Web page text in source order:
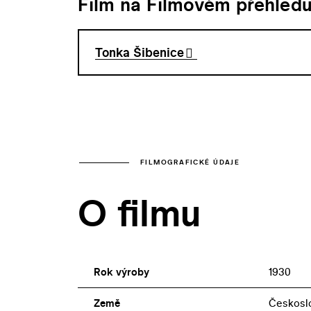
Tonka Šibenice
FILMOGRAFICKÉ ÚDAJE
O filmu
Rok výroby 1930
Země